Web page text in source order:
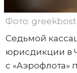
Фото:
Седьмой
юрисдикции в
с «Аэрофлота»